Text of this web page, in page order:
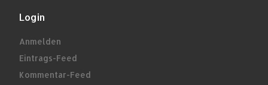
Login
Anmelden
Eintrags-Feed
Kommentar-Feed